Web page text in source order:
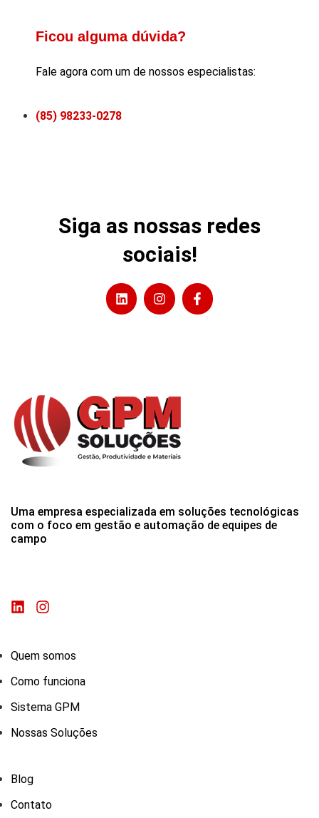
Ficou alguma dúvida?
Fale agora com um de nossos especialistas:
(85) 98233-0278
Siga as nossas redes
sociais!
Uma empresa especializada em soluções tecnológicas
com o foco em gestão e automação de equipes de
campo
Quem somos
Como funciona
Sistema GPM
Nossas Soluções
Blog
Contato